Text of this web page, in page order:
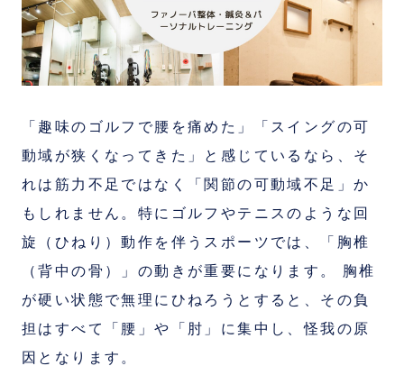
「趣味のゴルフで腰を痛めた」「スイングの可
動域が狭くなってきた」と感じているなら、そ
れは筋力不足ではなく「関節の可動域不足」か
もしれません。特にゴルフやテニスのような回
旋（ひねり）動作を伴うスポーツでは、「胸椎
（背中の骨）」の動きが重要になります。 胸椎
が硬い状態で無理にひねろうとすると、その負
担はすべて「腰」や「肘」に集中し、怪我の原
因となります。